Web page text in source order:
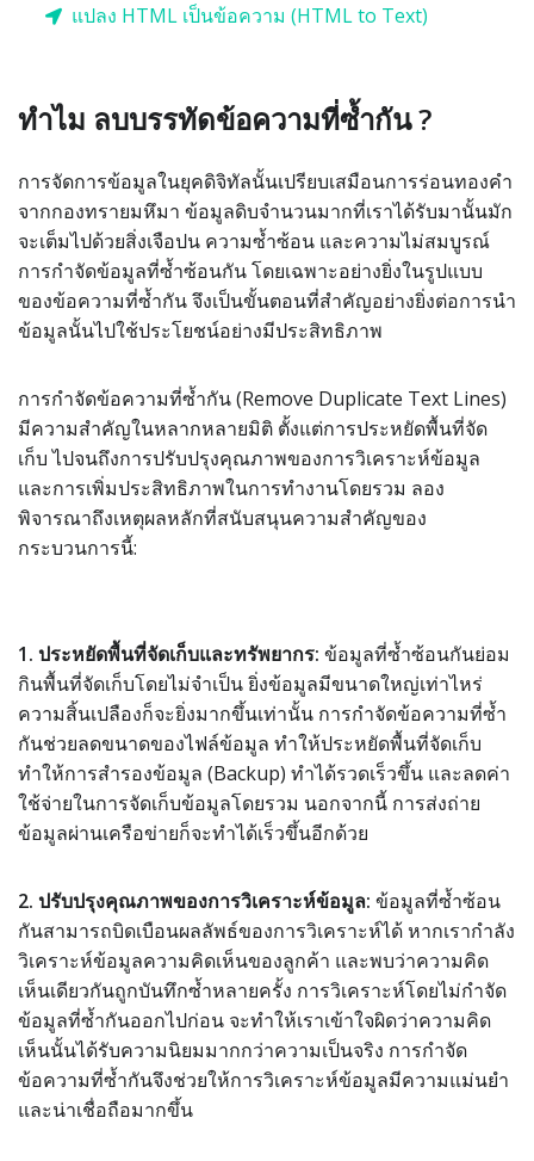
แปลง HTML เป็นข้อความ (HTML to Text)
ทำไม ลบบรรทัดข้อความที่ซ้ำกัน ?
การจัดการข้อมูลในยุคดิจิทัลนั้นเปรียบเสมือนการร่อนทองคำ
จากกองทรายมหึมา ข้อมูลดิบจำนวนมากที่เราได้รับมานั้นมัก
จะเต็มไปด้วยสิ่งเจือปน ความซ้ำซ้อน และความไม่สมบูรณ์
การกำจัดข้อมูลที่ซ้ำซ้อนกัน โดยเฉพาะอย่างยิ่งในรูปแบบ
ของข้อความที่ซ้ำกัน จึงเป็นขั้นตอนที่สำคัญอย่างยิ่งต่อการนำ
ข้อมูลนั้นไปใช้ประโยชน์อย่างมีประสิทธิภาพ
การกำจัดข้อความที่ซ้ำกัน (Remove Duplicate Text Lines)
มีความสำคัญในหลากหลายมิติ ตั้งแต่การประหยัดพื้นที่จัด
เก็บ ไปจนถึงการปรับปรุงคุณภาพของการวิเคราะห์ข้อมูล
และการเพิ่มประสิทธิภาพในการทำงานโดยรวม ลอง
พิจารณาถึงเหตุผลหลักที่สนับสนุนความสำคัญของ
กระบวนการนี้:
1. ประหยัดพื้นที่จัดเก็บและทรัพยากร: ข้อมูลที่ซ้ำซ้อนกันย่อม
กินพื้นที่จัดเก็บโดยไม่จำเป็น ยิ่งข้อมูลมีขนาดใหญ่เท่าไหร่
ความสิ้นเปลืองก็จะยิ่งมากขึ้นเท่านั้น การกำจัดข้อความที่ซ้ำ
กันช่วยลดขนาดของไฟล์ข้อมูล ทำให้ประหยัดพื้นที่จัดเก็บ
ทำให้การสำรองข้อมูล (Backup) ทำได้รวดเร็วขึ้น และลดค่า
ใช้จ่ายในการจัดเก็บข้อมูลโดยรวม นอกจากนี้ การส่งถ่าย
ข้อมูลผ่านเครือข่ายก็จะทำได้เร็วขึ้นอีกด้วย
2. ปรับปรุงคุณภาพของการวิเคราะห์ข้อมูล: ข้อมูลที่ซ้ำซ้อน
กันสามารถบิดเบือนผลลัพธ์ของการวิเคราะห์ได้ หากเรากำลัง
วิเคราะห์ข้อมูลความคิดเห็นของลูกค้า และพบว่าความคิด
เห็นเดียวกันถูกบันทึกซ้ำหลายครั้ง การวิเคราะห์โดยไม่กำจัด
ข้อมูลที่ซ้ำกันออกไปก่อน จะทำให้เราเข้าใจผิดว่าความคิด
เห็นนั้นได้รับความนิยมมากกว่าความเป็นจริง การกำจัด
ข้อความที่ซ้ำกันจึงช่วยให้การวิเคราะห์ข้อมูลมีความแม่นยำ
และน่าเชื่อถือมากขึ้น